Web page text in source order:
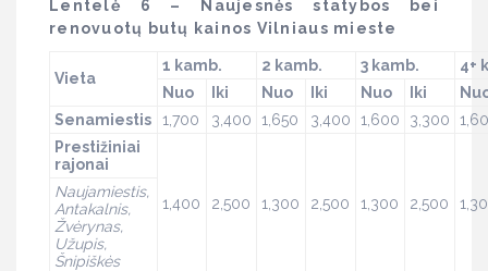
Lentelė 6 – Naujesnės statybos bei
renovuotų butų kainos Vilniaus mieste
Vieta
1 kamb. 2 kamb. 3 kamb.
4+
Nuo
Iki Nuo Iki Nuo Iki
Senamiestis
1,700 3,400 1,650 3,400 1,600 3,300
Prestižiniai
rajonai
1,400 2,500 1,300 2,500 1,300 2,500
Naujamiestis,
Antakalnis,
Žvėrynas,
Užupis,
Šnipiškės